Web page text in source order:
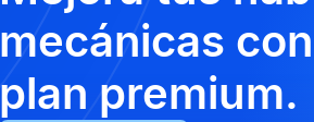
mecánicas
plan premium.